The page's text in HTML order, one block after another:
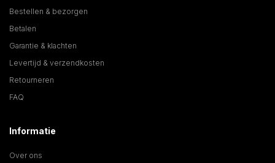
Bestellen & bezorgen
Betalen
Garantie & klachten
Levertijd & verzendkosten
Retourneren
FAQ
Informatie
Over ons